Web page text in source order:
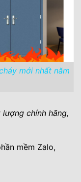
mới nhất năm
chính hãng,
mềm Zalo,